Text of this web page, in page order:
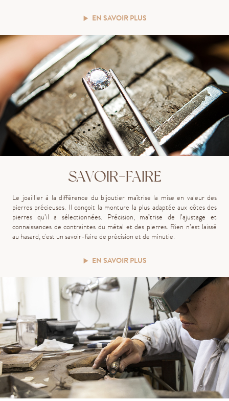
EN SAVOIR PLUS
SAVOIR-FAIRE
Le joaillier à la différence du bijoutier maîtrise la mise en valeur des
pierres précieuses. Il conçoit la monture la plus adaptée aux côtes des
pierres qu’il a sélectionnées. Précision, maîtrise de l’ajustage et
connaissances de contraintes du métal et des pierres. Rien n’est laissé
au hasard, c’est un savoir-faire de précision et de minutie.
EN SAVOIR PLUS